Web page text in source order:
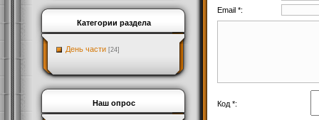
Категории раздела
День части [24]
Наш опрос
Email *:
Код *: